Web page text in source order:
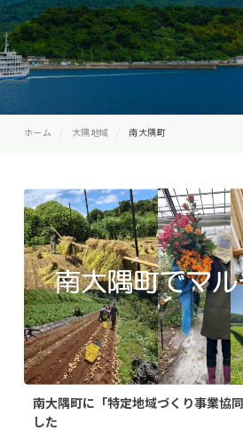
ホーム 大隅地域 南大隅町
南大隅町に「特定地域づくり事業協
した